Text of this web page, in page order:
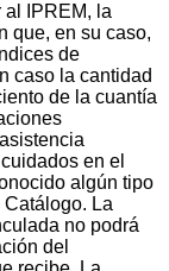
IPREM, la
que, en su caso,
de
caso la cantidad
de la cuantía
en el
algún tipo
La
no podrá
del